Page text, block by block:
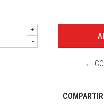
+
-
←
COMPARTIR